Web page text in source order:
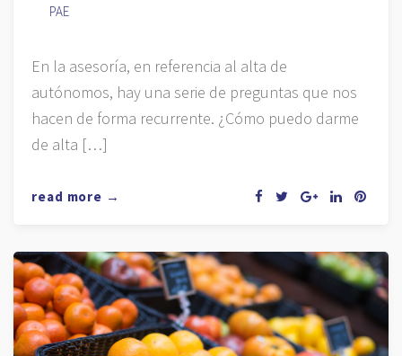
PAE
En la asesoría, en referencia al alta de
autónomos, hay una serie de preguntas que nos
hacen de forma recurrente. ¿Cómo puedo darme
de alta […]
read more →